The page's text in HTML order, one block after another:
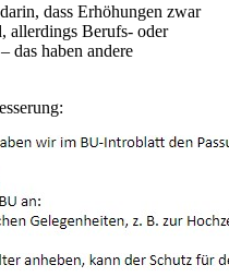
dass Erhöhungen zwar
allerdings Berufs- oder
das haben andere